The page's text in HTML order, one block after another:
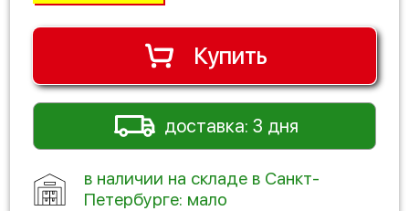
Купить
доставка: 3 дня
в наличии на складе в Санкт-
Петербурге: мало